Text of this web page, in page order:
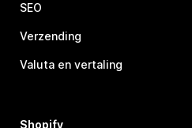
SEO
Verzending
Valuta en vertaling
Shopify